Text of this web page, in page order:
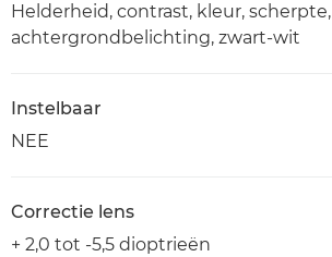
Helderheid, contrast, kleur, scherpte,
achtergrondbelichting, zwart-wit
Instelbaar
NEE
Correctie lens
+ 2,0 tot -5,5 dioptrieën